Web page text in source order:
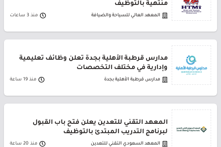
منتهية بالتوظيف
المعهد العالي للسياحة والضيافة منذ 3 ساعات
مدارس قرطبة الأهلية بجدة تعلن وظائف تعليمية
وإدارية في مختلف التخصصات
مدارس قرطبة الأهلية بجدة منذ 19 ساعة
المعهد التقني للتعدين يعلن فتح باب القبول
لبرنامج التدريب المبتدئ بالتوظيف
المعهد السعودي التقني للتعدين منذ 20 ساعة